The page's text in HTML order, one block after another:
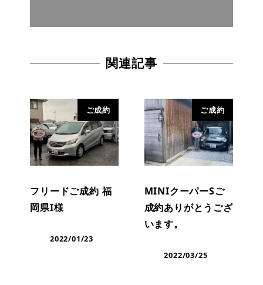
関連記事
ご成約
フリードご成約 福
岡県I様
2022/01/23
ご成約
MINIクーパーSご
成約ありがとうござ
います。
2022/03/25